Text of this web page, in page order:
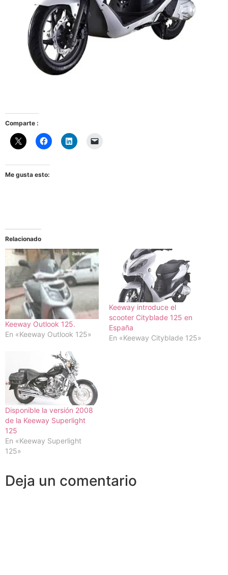
Comparte :
Me gusta esto:
Relacionado
Keeway Outlook 125.
En «Keeway Outlook 125»
Keeway introduce el
scooter Cityblade 125 en
España
En «Keeway Cityblade 125»
Disponible la versión 2008
de la Keeway Superlight
125
En «Keeway Superlight
125»
Deja un comentario